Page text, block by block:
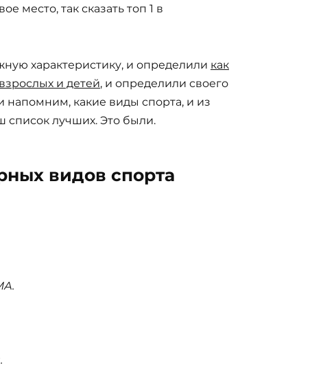
место, так сказать топ 1 в
характеристику, и определили как
и детей, и определили своего
какие виды спорта, и из
список лучших. Это были.
видов спорта
Футбол.